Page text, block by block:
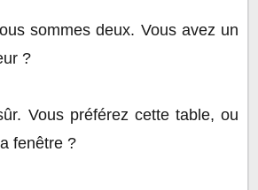
sommes deux. Vous avez un
?
Vous préférez cette table, ou
fenêtre ?